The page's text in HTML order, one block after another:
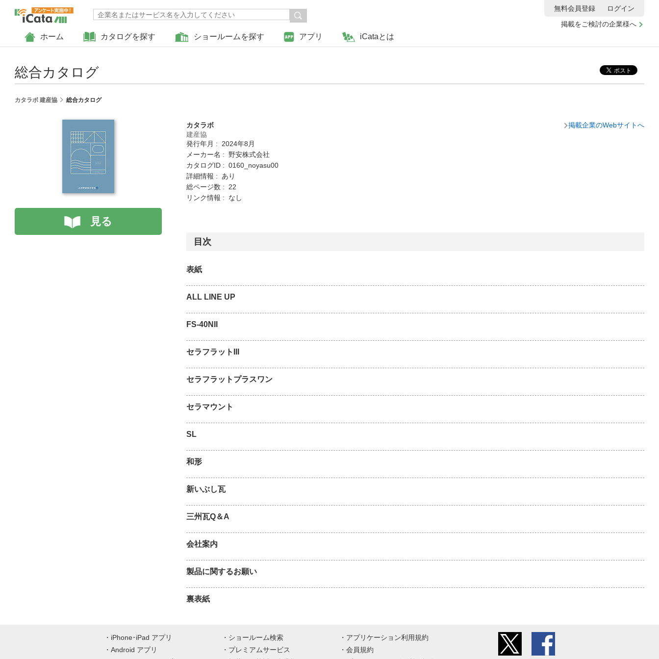
ホーム カタログを探す ショールームを探す アプリ iCataとは
掲載をご検討の企業様へ
無料会員登録 ログイン
総合カタログ
カタラボ 建産協 総合カタログ
見る
カタラボ
建産協
発行年月 : 2024年8月
メーカー名 : 野安株式会社
カタログID : 0160_noyasu00
詳細情報 : あり
総ページ数 : 22
リンク情報 : なし
掲載企業のWebサイトへ
目次
表紙
ALL LINE UP
FS-40NII
セラフラットIII
セラフラットプラスワン
セラマウント
SL
和形
新いぶし瓦
三州瓦Q＆A
会社案内
製品に関するお願い
裏表紙
iPhone･iPad アプリ
Android アプリ
ショールーム検索
プレミアムサービス
アプリケーション利用規約
会員規約